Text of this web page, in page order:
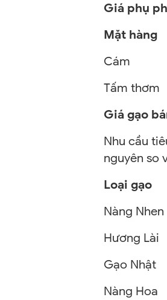
Giá phụ
Mặt hàng
Cám
Tấm thơm
Giá gạo
Nhu cầu
nguyên so
Loại gạo
Nàng Nhen
Hương Lài
Gạo Nhật
Nàng Hoa